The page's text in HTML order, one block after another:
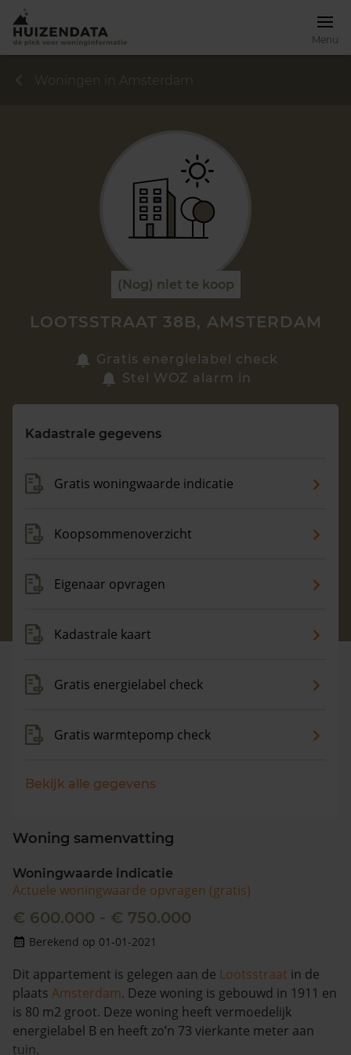
Menu
Zoek een woning
Maandag t/m vrijdag - 08:00 -18:00
Woningen in Amsterdam
(Nog) niet te koop
LOOTSSTRAAT 38B, AMSTERDAM
Gratis energielabel check
Stel WOZ alarm in
Kadastrale gegevens
Gratis woningwaarde indicatie
Koopsommenoverzicht
Eigenaar opvragen
Kadastrale kaart
Gratis energielabel check
Gratis warmtepomp check
Bekijk alle gegevens
Woning samenvatting
Woningwaarde indicatie
Actuele woningwaarde opvragen (gratis)
€ 600.000 - € 750.000
Berekend op 01-01-2021
Dit appartement is gelegen aan de Lootsstraat in de
plaats Amsterdam. Deze woning is gebouwd in 1911 en
is 80 m2 groot. Deze woning heeft vermoedelijk
energielabel B en heeft zo’n 73 vierkante meter aan
tuin.